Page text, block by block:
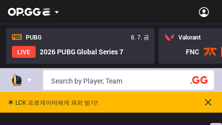
PUBG
8. 7. 금
LIVE
2026 PUBG Global Series 7
Valorant
FNC
🌟 LCK 프로게이머에게 과외 받기!